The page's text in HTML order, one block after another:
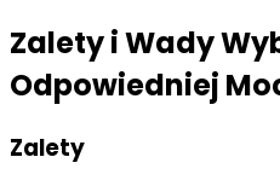
Zalety i Wady
Odpowiedniej
Zalety